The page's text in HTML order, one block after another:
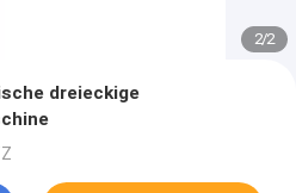
2/2
dreieckige